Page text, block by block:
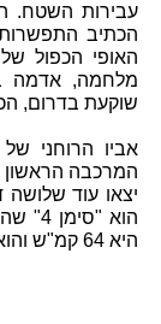
עבירות השטח.
הכתיב התפשרות
האופי הכפול
מלחמה, אדמה
שוקעת בדרום,
אביו הרוחני
יצאו עוד
היא 64 קמ"ש והוא נושא תותח ראשי של 120 מ"מ.